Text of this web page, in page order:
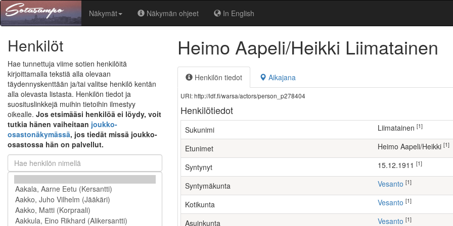
Näkymät Näkymän ohjeet In English
Henkilöt
Hae tunnettuja viime sotien henkilöitä
kirjoittamalla tekstiä alla olevaan
täydennyskenttään ja/tai valitse henkilö kentän
alla olevasta listasta. Henkilön tiedot ja
suosituslinkkejä muihin tietoihin ilmestyy
oikealle. Jos etsimääsi henkilöä ei löydy, voit
tutkia hänen vaiheitaan joukko-
osastonäkymässä, jos tiedät missä joukko-
osastossa hän on palvellut.
Heimo Aapeli/Heikki Liimatainen
Henkilön tiedot Aikajana
URI: http://ldf.fi/warsa/actors/person_p278404
Henkilötiedot
Sukunimi Liimatainen [1]
Etunimet Heimo Aapeli/Heikki [1]
Syntynyt 15.12.1911 [1]
Syntymäkunta Vesanto [1]
Kotikunta Vesanto [1]
Asuinkunta Vesanto [1]